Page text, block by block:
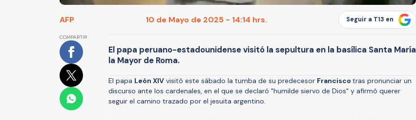
AFP 10 de Mayo de 2025 - 14:14 hrs. Seguir a T13 en
COMPARTIR
El papa peruano-estadounidense visitó la sepultura en la basílica Santa María
la Mayor de Roma.
El papa León XIV visitó este sábado la tumba de su predecesor Francisco tras pronunciar un
discurso ante los cardenales, en el que se declaró "humilde siervo de Dios" y afirmó querer
seguir el camino trazado por el jesuita argentino.